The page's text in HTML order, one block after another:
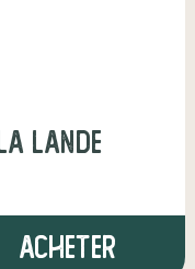
Lande
Acheter